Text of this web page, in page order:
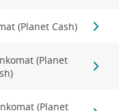
(Planet Cash)
(Planet
(Planet